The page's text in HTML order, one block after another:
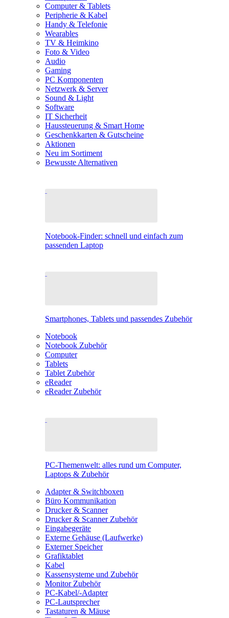
Computer & Tablets
Peripherie & Kabel
Handy & Telefonie
Wearables
TV & Heimkino
Foto & Video
Audio
Gaming
PC Komponenten
Netzwerk & Server
Sound & Light
Software
IT Sicherheit
Haussteuerung & Smart Home
Geschenkkarten & Gutscheine
Aktionen
Neu im Sortiment
Bewusste Alternativen
Notebook-Finder: schnell und einfach zum
passenden Laptop
Smartphones, Tablets und passendes Zubehör
Notebook
Notebook Zubehör
Computer
Tablets
Tablet Zubehör
eReader
eReader Zubehör
PC-Themenwelt: alles rund um Computer,
Laptops & Zubehör
Adapter & Switchboxen
Büro Kommunikation
Drucker & Scanner
Drucker & Scanner Zubehör
Eingabegeräte
Externe Gehäuse (Laufwerke)
Externer Speicher
Grafiktablet
Kabel
Kassensysteme und Zubehör
Monitor Zubehör
PC-Kabel/-Adapter
PC-Lautsprecher
Tastaturen & Mäuse